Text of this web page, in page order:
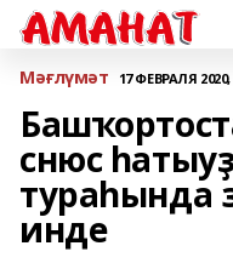
Мәғлүмәт 17 ФЕВРАЛЯ 2020,
снюс
тураһында
инде